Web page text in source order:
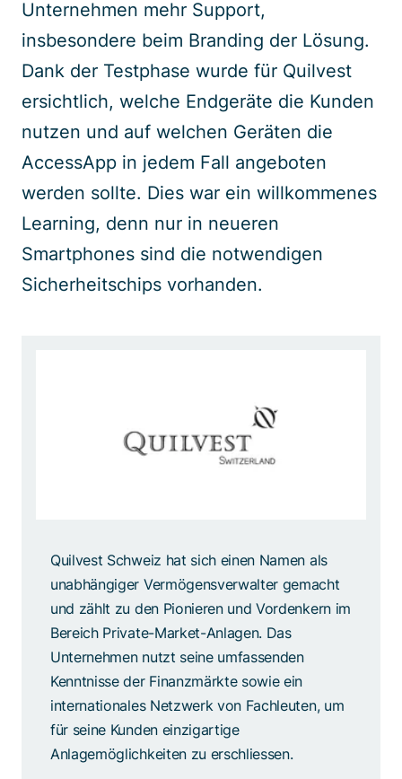
Unternehmen mehr Support,
insbesondere beim Branding der Lösung.
Dank der Testphase wurde für Quilvest
ersichtlich, welche Endgeräte die Kunden
nutzen und auf welchen Geräten die
AccessApp in jedem Fall angeboten
werden sollte. Dies war ein willkommenes
Learning, denn nur in neueren
Smartphones sind die notwendigen
Sicherheitschips vorhanden.
Quilvest Schweiz hat sich einen Namen als
unabhängiger Vermögensverwalter gemacht
und zählt zu den Pionieren und Vordenkern im
Bereich Private-Market-Anlagen. Das
Unternehmen nutzt seine umfassenden
Kenntnisse der Finanzmärkte sowie ein
internationales Netzwerk von Fachleuten, um
für seine Kunden einzigartige
Anlagemöglichkeiten zu erschliessen.